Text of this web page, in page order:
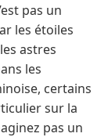
pas un
les étoiles
astres
les
certains
sur la
pas un